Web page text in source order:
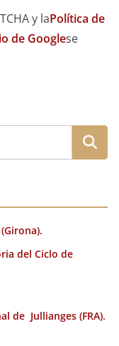
y laPolítica de
de Googlese
del Ciclo de
de Jullianges (FRA).